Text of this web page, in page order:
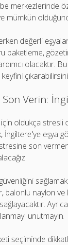
merkezlerinde
mümkün
değerli
paketleme,
olacaktır.
Son Verin:
oldukça stresli
İngiltere'ye eşya
son
balonlu naylon ve
unutmayın.
seçiminde